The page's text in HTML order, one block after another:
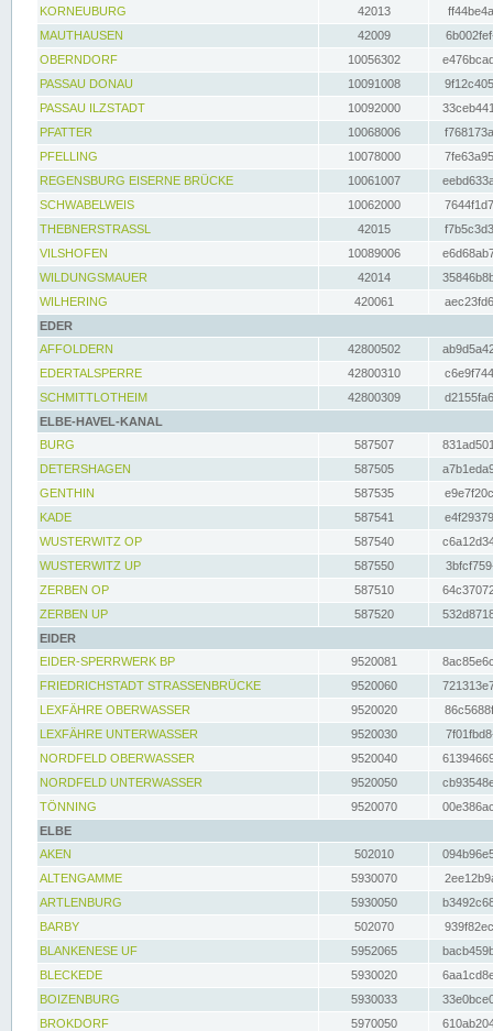
KORNEUBURG
42013
MAUTHAUSEN
42009
OBERNDORF
10056302
PASSAU DONAU
10091008
PASSAU ILZSTADT
10092000
PFATTER
10068006
PFELLING
10078000
REGENSBURG EISERNE BRÜCKE
10061007
SCHWABELWEIS
10062000
THEBNERSTRASSL
42015
VILSHOFEN
10089006
WILDUNGSMAUER
42014
WILHERING
420061
EDER
AFFOLDERN
42800502
EDERTALSPERRE
42800310
SCHMITTLOTHEIM
42800309
ELBE-HAVEL-KANAL
BURG
587507
DETERSHAGEN
587505
GENTHIN
587535
KADE
587541
WUSTERWITZ OP
587540
WUSTERWITZ UP
587550
ZERBEN OP
587510
ZERBEN UP
587520
EIDER
EIDER-SPERRWERK BP
9520081
FRIEDRICHSTADT STRASSENBRÜCKE
9520060
LEXFÄHRE OBERWASSER
9520020
LEXFÄHRE UNTERWASSER
9520030
NORDFELD OBERWASSER
9520040
NORDFELD UNTERWASSER
9520050
TÖNNING
9520070
ELBE
AKEN
502010
ALTENGAMME
5930070
ARTLENBURG
5930050
BARBY
502070
BLANKENESE UF
5952065
BLECKEDE
5930020
BOIZENBURG
5930033
BROKDORF
5970050